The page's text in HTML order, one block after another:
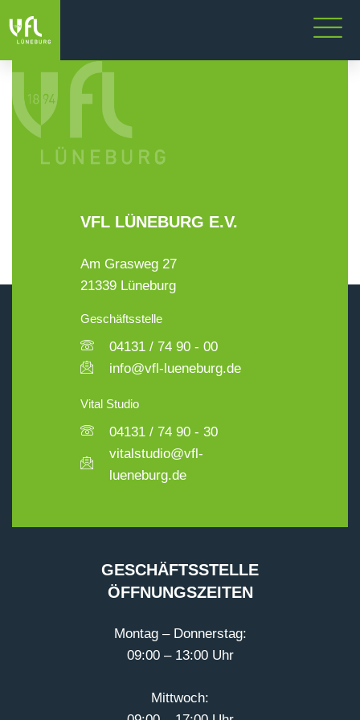
VFL LÜNEBURG E.V.
Am Grasweg 27
21339 Lüneburg
Geschäftsstelle
04131 / 74 90 - 00
info@vfl-lueneburg.de
Vital Studio
04131 / 74 90 - 30
vitalstudio@vfl-
lueneburg.de
GESCHÄFTSSTELLE
ÖFFNUNGSZEITEN
Montag – Donnerstag:
09:00 – 13:00 Uhr
Mittwoch: